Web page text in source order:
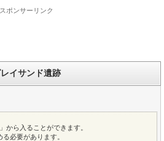
スポンサーリンク
イサンド遺跡
から入ることができます。
必要があります。